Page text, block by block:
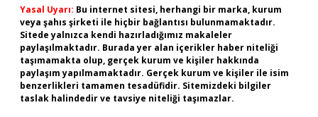
Yasal Uyarı: Bu internet sitesi, herhangi bir marka, kurum
veya şahıs şirketi ile hiçbir bağlantısı bulunmamaktadır.
Sitede yalnızca kendi hazırladığımız makaleler
paylaşılmaktadır. Burada yer alan içerikler haber niteliği
taşımamakta olup, gerçek kurum ve kişiler hakkında
paylaşım yapılmamaktadır. Gerçek kurum ve kişiler ile isim
benzerlikleri tamamen tesadüfidir. Sitemizdeki bilgiler
taslak halindedir ve tavsiye niteliği taşımazlar.